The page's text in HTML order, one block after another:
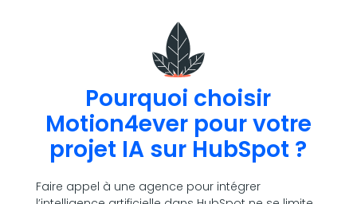
Pourquoi choisir
Motion4ever pour votre
projet IA sur HubSpot ?
Faire appel à une agence pour intégrer